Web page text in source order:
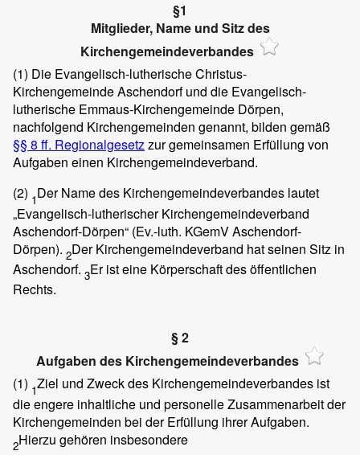
§1
Mitglieder, Name und Sitz des
Kirchengemeindeverbandes
(1) Die Evangelisch-lutherische Christus-
Kirchengemeinde Aschendorf und die Evangelisch-
lutherische Emmaus-Kirchengemeinde Dörpen,
nachfolgend Kirchengemeinden genannt, bilden gemäß
§§ 8 ff. Regionalgesetzzur gemeinsamen Erfüllung von
Aufgaben einen Kirchengemeindeverband.
(2) 1Der Name des Kirchengemeindeverbandes lautet
„Evangelisch-lutherischer Kirchengemeindeverband
Aschendorf-Dörpen“ (Ev.-luth. KGemV Aschendorf-
Dörpen). 2Der Kirchengemeindeverband hat seinen Sitz in
Aschendorf. 3Er ist eine Körperschaft des öffentlichen
Rechts.
§ 2
Aufgaben des Kirchengemeindeverbandes
(1) 1Ziel und Zweck des Kirchengemeindeverbandes ist
die engere inhaltliche und personelle Zusammenarbeit der
Kirchengemeinden bei der Erfüllung ihrer Aufgaben.
2Hierzu gehören insbesondere